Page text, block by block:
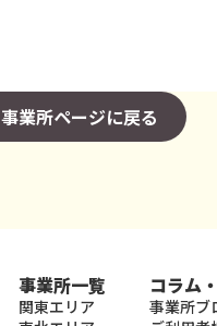
事業所ページに戻る
事業所一覧
関東エリア
コラム
事業所ブ